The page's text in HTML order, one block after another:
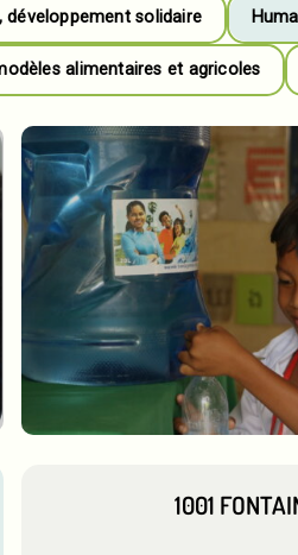
développement solidaire
alimentaires et agricoles
1001